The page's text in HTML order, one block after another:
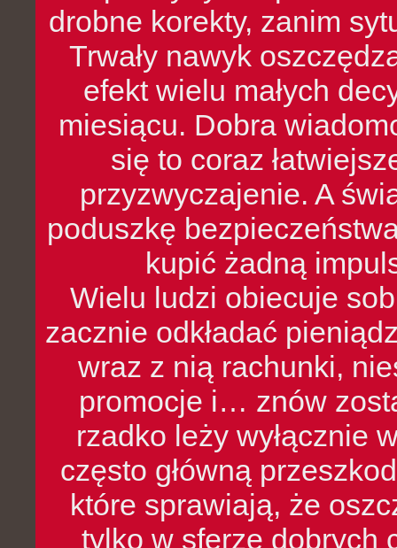
drobne korekty, zanim
Trwały nawyk
efekt wielu małych
miesiącu. Dobra
się to coraz
przyzwyczajenie. A
poduszkę
kupić żadną
Wielu ludzi obiecuje
zacznie odkładać
wraz z nią rachunki,
promocje i… znów
rzadko leży wyłącznie
często główną
które sprawiają, że
tylko w sferze dobrych